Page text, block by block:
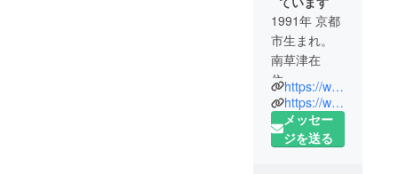
1991年 京都
市生まれ。
南草津在
住。
滋賀大学経
済学部在学
中は、彦根
https://www.96planning.com/
https://www.instagram.com/96chan_shiga/
メッセー
ジを送る